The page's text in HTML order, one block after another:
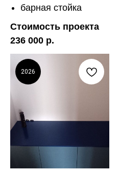
барная стойка
Стоимость проекта
236 000 р.
2026